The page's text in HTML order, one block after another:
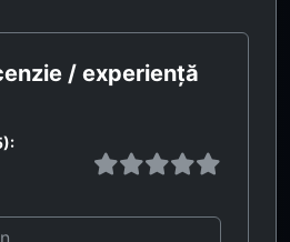
/ experiență